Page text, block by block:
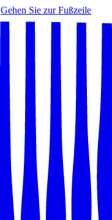
Gehen Sie zur Fußzeile